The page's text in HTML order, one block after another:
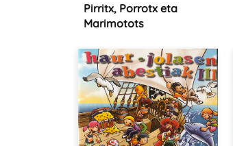
Pirritx, Porrotx eta
Marimotots